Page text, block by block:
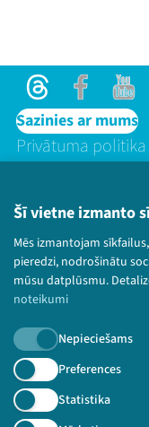
Šī vietne izmanto
Mēs izmantojam
pieredzi, nodrošinātu
mūsu datplūsmu.
noteikumi
Nepieciešams
Preferences
Statistika
ThreadsFacebook
Sazinies ar mums
Privātuma politika
© 2026 Sarunu
paturētas.
Piesakies
Nepalaid garām